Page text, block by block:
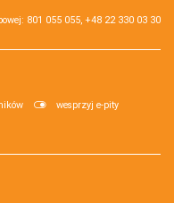
801 055 055, +48 22 330 03 30
wesprzyj e-pity